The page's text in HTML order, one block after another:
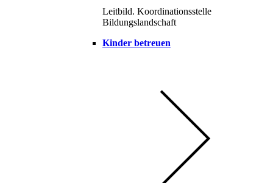
Leitbild. Koordinationsstelle
Bildungslandschaft
Kinder betreuen